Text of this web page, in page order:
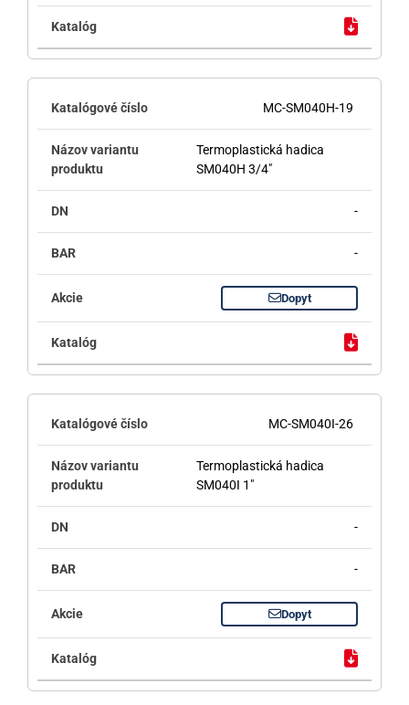
MC-SM040H-19
Termoplastická hadica
SM040H 3/4"
-
-
Dopyt
MC-SM040I-26
Termoplastická hadica
SM040I 1"
-
-
Dopyt